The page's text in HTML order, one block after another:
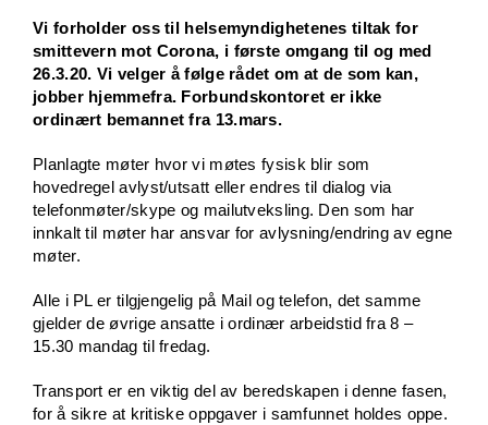
Vi forholder oss til helsemyndighetenes tiltak for
smittevern mot Corona, i første omgang til og med
26.3.20. Vi velger å følge rådet om at de som kan,
jobber hjemmefra. Forbundskontoret er ikke
ordinært bemannet fra 13.mars.
Planlagte møter hvor vi møtes fysisk blir som
hovedregel avlyst/utsatt eller endres til dialog via
telefonmøter/skype og mailutveksling. Den som har
innkalt til møter har ansvar for avlysning/endring av egne
møter.
Alle i PL er tilgjengelig på Mail og telefon, det samme
gjelder de øvrige ansatte i ordinær arbeidstid fra 8 –
15.30 mandag til fredag.
Transport er en viktig del av beredskapen i denne fasen,
for å sikre at kritiske oppgaver i samfunnet holdes oppe.